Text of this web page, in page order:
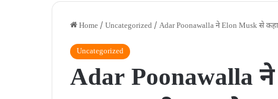
Home / Uncategorized / Adar Poonawalla ने Elon Musk से कहा‚
Uncategorized
Adar Poonawalla